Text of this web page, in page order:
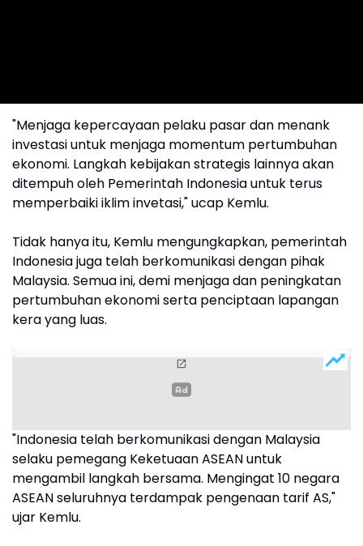
"Menjaga kepercayaan pelaku pasar dan menank
investasi untuk menjaga momentum pertumbuhan
ekonomi. Langkah kebijakan strategis lainnya akan
ditempuh oleh Pemerintah Indonesia untuk terus
memperbaiki iklim invetasi," ucap Kemlu.
Tidak hanya itu, Kemlu mengungkapkan, pemerintah
Indonesia juga telah berkomunikasi dengan pihak
Malaysia. Semua ini, demi menjaga dan peningkatan
pertumbuhan ekonomi serta penciptaan lapangan
kera yang luas.
"Indonesia telah berkomunikasi dengan Malaysia
selaku pemegang Keketuaan ASEAN untuk
mengambil langkah bersama. Mengingat 10 negara
ASEAN seluruhnya terdampak pengenaan tarif AS,"
ujar Kemlu.